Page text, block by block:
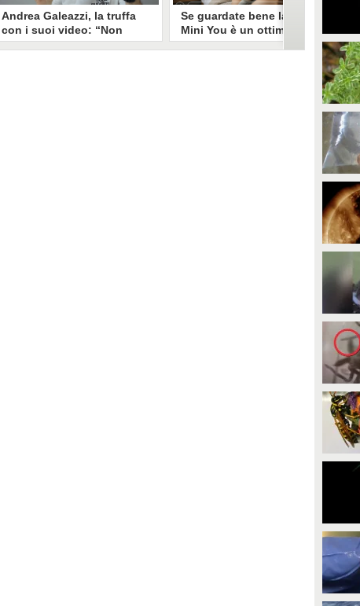
Andrea Galeazzi, la truffa
con i suoi video: “Non
sono io quello. Mi hanno
Se guardate bene la foto
Mini You è un ottimo modo
per regalare i dati
Il nuovo trend su Instagram, Mini
You, in cui si pubblica una foto da
bambini e una attuale, è una vera
essere "preda" di voraci algoritmi